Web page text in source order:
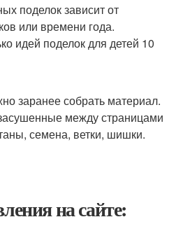
поделок зависит от
или времени года.
идей поделок для детей 10
заранее собрать материал.
между страницами
семена, ветки, шишки.
на сайте: